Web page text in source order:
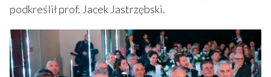
podkreślił prof. Jacek Jastrzębski.